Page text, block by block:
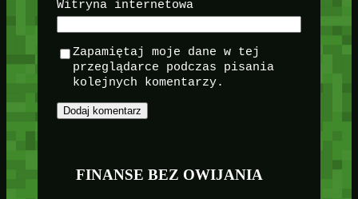
Witryna internetowa
Zapamiętaj moje dane w tej
przeglądarce podczas pisania
kolejnych komentarzy.
FINANSE BEZ OWIJANIA